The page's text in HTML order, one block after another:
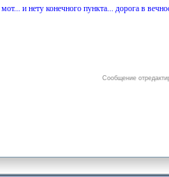
и нету конечного пункта... дорога в
Сообщение